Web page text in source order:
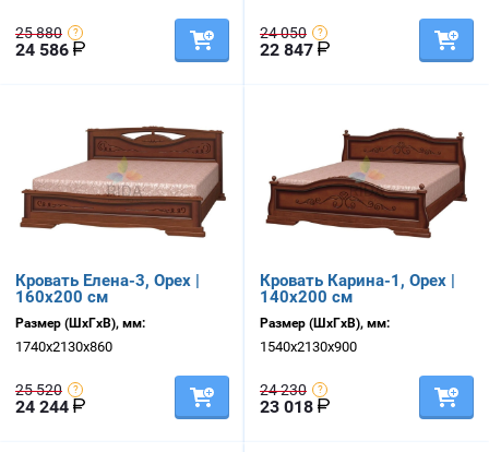
25 880
24 586
24 050
22 847
Кровать Елена-3, Орех |
160х200 см
Размер (ШхГхВ), мм:
1740х2130х860
25 520
24 244
Кровать Карина-1, Орех |
140х200 см
Размер (ШхГхВ), мм:
1540х2130х900
24 230
23 018